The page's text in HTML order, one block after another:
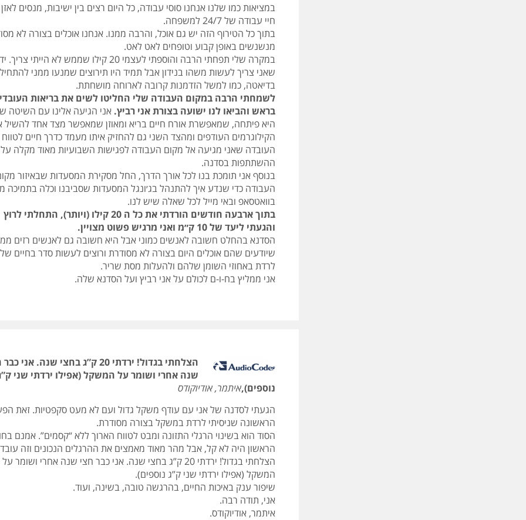
במציאות כמו שלנו אנחנו סוסי עבודה, כל היום רצים בין ישיבות, מנסים לאזן
חיי עבודה של 24/7 למשפחה.
בתוך כל הטירוף הזה יש גם אוכל, והרבה ממנו. אנחנו אוכלים בצורה לא
מנשנשים באופן קבוע וטופחים לאט לאט.
במקרה שלי תפחתי הרבה והוספתי לעצמי 20 קילו שממש לא הייתי
שאני צריך לעשות משהו בנידון אבל תמיד היו תירוצים שמנעו ממני להתחיל
בדיאטה, כמו למשל הזדמנות קרובה לארוחה מושחתת.
לשמחתי הרבה במקום העבודה שלי החליטו לשים את בריאות
בראש והביאו לנו ישועה בצורת אני רביץ. אני הגיעה אלינו עם השיטה
היא פיתחה, שמאפשרת אורח חיים בריא ומאוזן שמאפשר מצד אחד להשיל
הקילוגרמים העודפים ומהצד השני גם להחזיק איתו מעמד כדרך חיים לטווח
העובדה שאני מגיעה אל מקום העבודה לפגישות השבועיות מאוד מקלה על
ההשתתפות בסדנה.
בנוסף אני תומכת בנו לכל אורך הדרך, החל מסקירת המסעדות שבאיזור
העבודה כדי שנדע איך להתנהל בג׳ונגל המסעדות שסביבנו וכלה בתמיכה
בוואטסאפ ובאי מייל לכל שאלה שיש לנו.
בתוך ארבעה חודשים הורדתי את כל ה 20 קילו (ויותר), התחלתי לרוץ
והגעתי ליעד של 10 ק״מ ואני מרגיש פשוט מצויין.
הסדנא בהחלט חשובה לאנשים כמוני אבל היא חשובה גם לאנשים רזים
שיודעים שהם אוכלים היום בצורה לא מסודרת ורוצים לעשות סדר בחיים
לרדת באחוזי השומן שלהם ולהעלות מסת שריר.
אני ממליץ בח-ו-ם לכולם על אני רביץ ועל הסדנא שלה.
הצלחתי בגדול! ירדתי 20 ק”ג בחצי שנה. אני
שנה אחרי ושומר על המשקל (אפילו ירדתי שני
נוספים),איתמר, אודיוקודס
הגעתי לסדנה של אני עם עודף משקל גדול ועם לא מעט סקפטיות. זאת
הראשונה שניסיתי לרדת במשקל בצורה מסודרת.
הסוד הוא בשינוי הרגלי התזונה ומבט לטווח הארוך ללא “קסמים”. אמנם
הראשון היה לא קל, אבל מהר מאוד מאמצים את ההרגלים הנכונים וזה
הצלחתי בגדול! ירדתי 20 ק”ג בחצי שנה. אני כבר חצי שנה אחרי ושומר על
המשקל (אפילו ירדתי שני ק”ג נוספים).
שיפור ענק באיכות החיים, בהרגשה טובה, בשינה, ועוד.
אני, תודה רבה.
איתמר, אודיוקודס.